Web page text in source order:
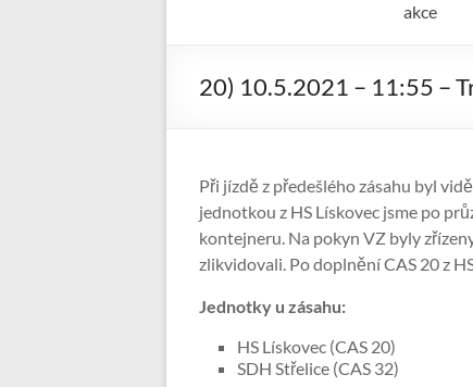
akce
20) 10.5.2021 – 11:55 –
Při jízdě z předešlého zásahu byl
jednotkou z HS Lískovec jsme po
kontejneru. Na pokyn VZ byly
zlikvidovali. Po doplnění CAS 20 z
Jednotky u zásahu:
HS Lískovec (CAS 20)
SDH Střelice (CAS 32)